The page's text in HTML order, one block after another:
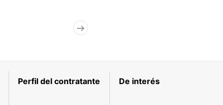
Perfil del contratante De interés